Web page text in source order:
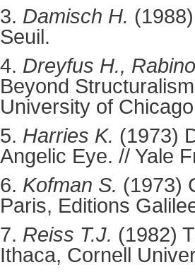
3. Damisch H. (1988)
Seuil.
4. Dreyfus H.,
Beyond
University of
5. Harries K. (1973)
Angelic Eye. // Yale
6. Kofman S. (1973)
Paris, Editions
7. Reiss T.J. (1982)
Ithaca, Cornell